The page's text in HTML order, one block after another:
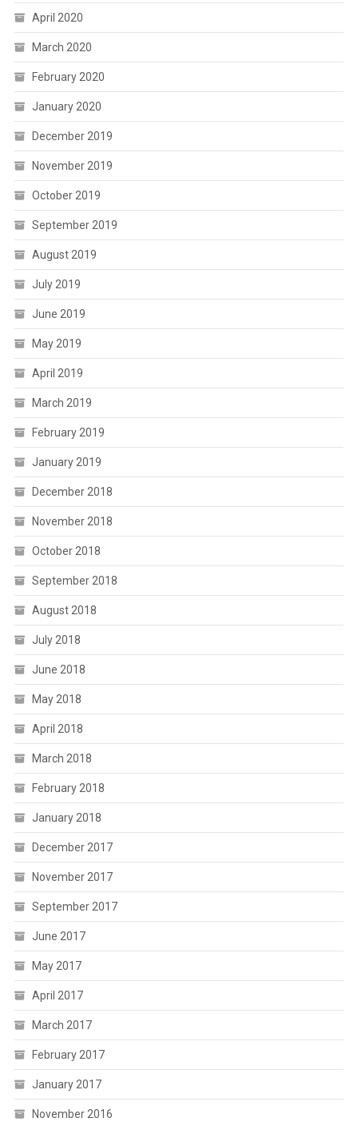
April 2020
March 2020
February 2020
January 2020
December 2019
November 2019
October 2019
September 2019
August 2019
July 2019
June 2019
May 2019
April 2019
March 2019
February 2019
January 2019
December 2018
November 2018
October 2018
September 2018
August 2018
July 2018
June 2018
May 2018
April 2018
March 2018
February 2018
January 2018
December 2017
November 2017
September 2017
June 2017
May 2017
April 2017
March 2017
February 2017
January 2017
November 2016